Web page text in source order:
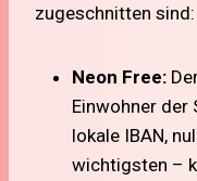
zugeschnitten sind:
Neon Free:
Einwohner der
lokale IBAN,
wichtigsten –